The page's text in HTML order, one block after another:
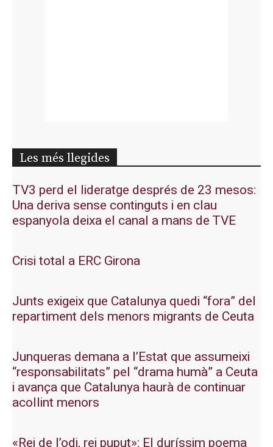
Les més llegides
TV3 perd el lideratge després de 23 mesos:
Una deriva sense continguts i en clau
espanyola deixa el canal a mans de TVE
Crisi total a ERC Girona
Junts exigeix que Catalunya quedi “fora” del
repartiment dels menors migrants de Ceuta
Junqueras demana a l’Estat que assumeixi
“responsabilitats” pel “drama humà” a Ceuta
i avança que Catalunya haurà de continuar
acollint menors
«Rei de l’odi, rei puput»: El duríssim poema